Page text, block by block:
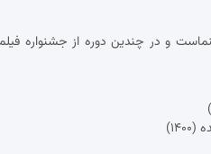
و در چندین دوره از جشنواره